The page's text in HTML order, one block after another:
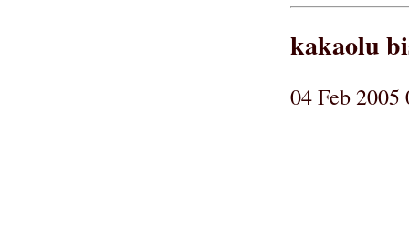
kakaolu
04 Feb 2005